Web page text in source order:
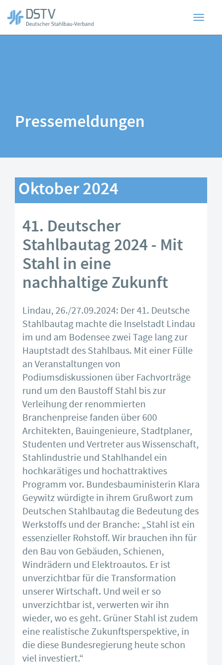
Pressemeldungen
Oktober 2024
41. Deutscher
Stahlbautag 2024 - Mit
Stahl in eine
nachhaltige Zukunft
Lindau, 26./27.09.2024: Der 41. Deutsche
Stahlbautag machte die Inselstadt Lindau
im und am Bodensee zwei Tage lang zur
Hauptstadt des Stahlbaus. Mit einer Fülle
an Veranstaltungen von
Podiumsdiskussionen über Fachvorträge
rund um den Baustoff Stahl bis zur
Verleihung der renommierten
Branchenpreise fanden über 600
Architekten, Bauingenieure, Stadtplaner,
Studenten und Vertreter aus Wissenschaft,
Stahlindustrie und Stahlhandel ein
hochkarätiges und hochattraktives
Programm vor. Bundesbauministerin Klara
Geywitz würdigte in ihrem Grußwort zum
Deutschen Stahlbautag die Bedeutung des
Werkstoffs und der Branche: „Stahl ist ein
essenzieller Rohstoff. Wir brauchen ihn für
den Bau von Gebäuden, Schienen,
Windrädern und Elektroautos. Er ist
unverzichtbar für die Transformation
unserer Wirtschaft. Und weil er so
unverzichtbar ist, verwerten wir ihn
wieder, wo es geht. Grüner Stahl ist zudem
eine realistische Zukunftsperspektive, in
die diese Bundesregierung heute schon
viel investiert.“